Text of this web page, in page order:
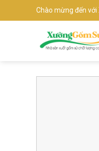
to
Chào mừng đến